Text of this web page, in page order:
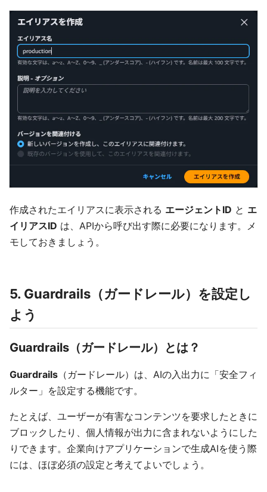
作成されたエイリアスに表示される エージェントID と エ
イリアスID は、APIから呼び出す際に必要になります。メ
モしておきましょう。
5. Guardrails（ガードレール）を設定し
よう
Guardrails（ガードレール）とは？
Guardrails （ガードレール）は、AIの入出力に「安全フィ
ルター」を設定する機能です。
たとえば、ユーザーが有害なコンテンツを要求したときに
ブロックしたり、個人情報が出力に含まれないようにした
りできます。企業向けアプリケーションで生成AIを使う際
には、ほぼ必須の設定と考えてよいでしょう。